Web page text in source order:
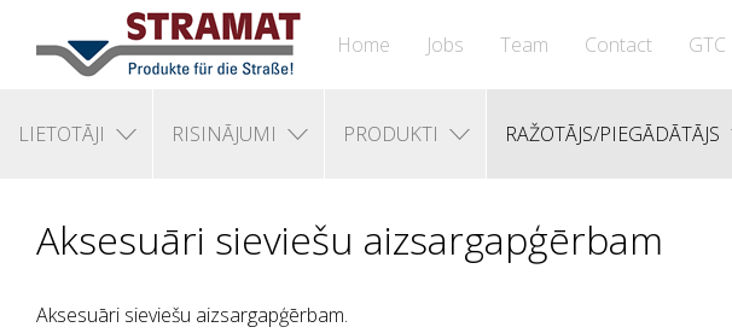
Home Jobs Team Contact GTC
LIETOTĀJI RISINĀJUMI PRODUKTI RAŽOTĀJS/PIEGĀDĀTĀJS
Aksesuāri sieviešu aizsargapģērbam
Aksesuāri sieviešu aizsargapģērbam.